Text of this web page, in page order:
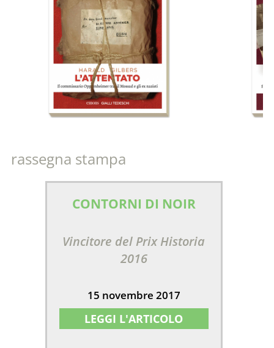
rassegna stampa
CONTORNI DI NOIR
Vincitore del Prix Historia
2016
15 novembre 2017
LEGGI L'ARTICOLO